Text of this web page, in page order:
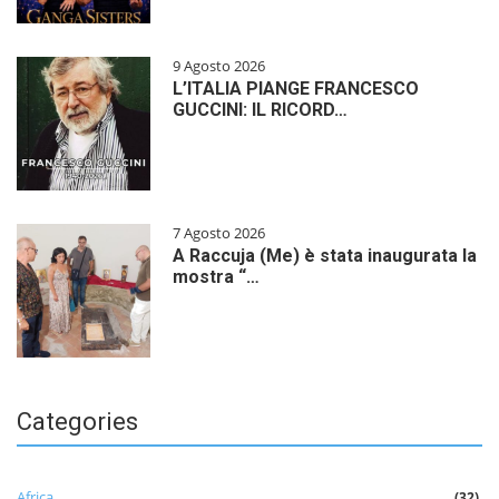
9 Agosto 2026
L’ITALIA PIANGE FRANCESCO
GUCCINI: IL RICORD…
7 Agosto 2026
A Raccuja (Me) è stata inaugurata la
mostra “…
Categories